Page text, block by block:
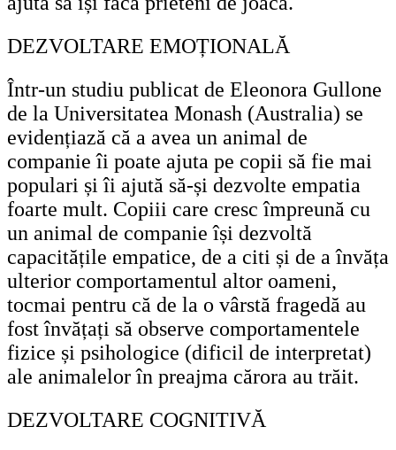
DEZVOLTARE EMOȚIONALĂ
Într-un studiu publicat de Eleonora Gullone
de la Universitatea Monash (Australia) se
evidențiază că a avea un animal de
companie îi poate ajuta pe copii să fie mai
populari și îi ajută să-și dezvolte empatia
foarte mult. Copiii care cresc împreună cu
un animal de companie își dezvoltă
capacitățile empatice, de a citi și de a învăța
ulterior comportamentul altor oameni,
tocmai pentru că de la o vârstă fragedă au
fost învățați să observe comportamentele
fizice și psihologice (dificil de interpretat)
ale animalelor în preajma cărora au trăit.
DEZVOLTARE COGNITIVĂ